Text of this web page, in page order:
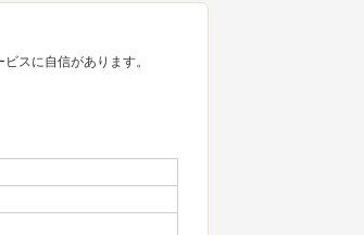
スに自信があります。